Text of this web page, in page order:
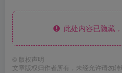
此处内容已隐藏
© 版权声明
文章版权归作者所有，未经允许请勿转